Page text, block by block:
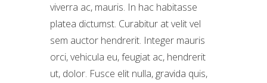
viverra ac, mauris. In hac habitasse
platea dictumst. Curabitur at velit vel
sem auctor hendrerit. Integer mauris
orci, vehicula eu, feugiat ac, hendrerit
ut, dolor. Fusce elit nulla, gravida quis,